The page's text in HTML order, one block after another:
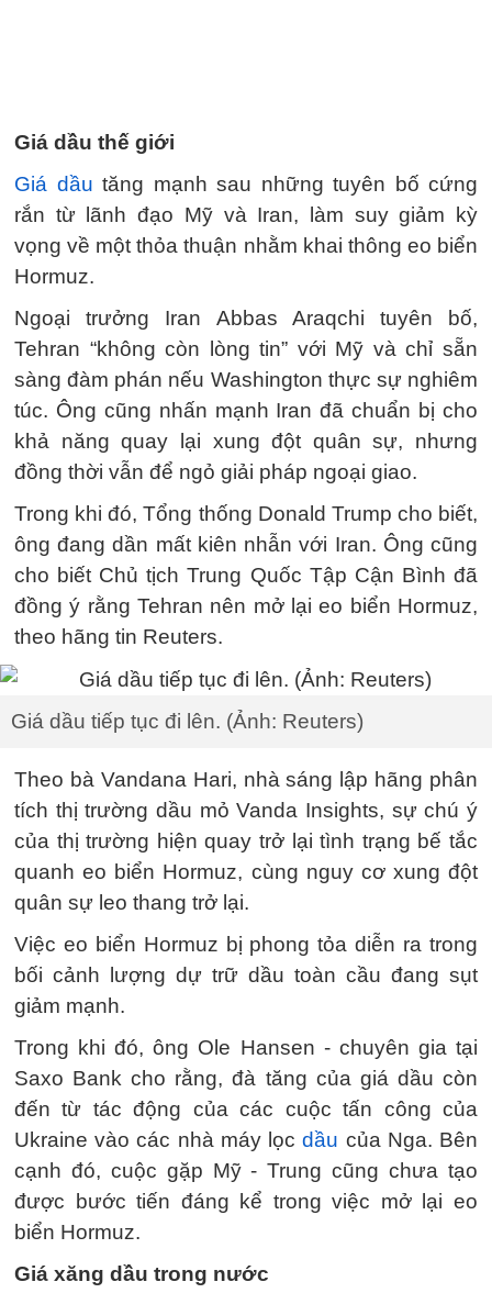
Giá dầu thế giới
Giá dầu tăng mạnh sau những tuyên bố cứng
rắn từ lãnh đạo Mỹ và Iran, làm suy giảm kỳ
vọng về một thỏa thuận nhằm khai thông eo biển
Hormuz.
Ngoại trưởng Iran Abbas Araqchi tuyên bố,
Tehran “không còn lòng tin” với Mỹ và chỉ sẵn
sàng đàm phán nếu Washington thực sự nghiêm
túc. Ông cũng nhấn mạnh Iran đã chuẩn bị cho
khả năng quay lại xung đột quân sự, nhưng
đồng thời vẫn để ngỏ giải pháp ngoại giao.
Trong khi đó, Tổng thống Donald Trump cho biết,
ông đang dần mất kiên nhẫn với Iran. Ông cũng
cho biết Chủ tịch Trung Quốc Tập Cận Bình đã
đồng ý rằng Tehran nên mở lại eo biển Hormuz,
theo hãng tin Reuters.
Giá dầu tiếp tục đi lên. (Ảnh: Reuters)
Theo bà Vandana Hari, nhà sáng lập hãng phân
tích thị trường dầu mỏ Vanda Insights, sự chú ý
của thị trường hiện quay trở lại tình trạng bế tắc
quanh eo biển Hormuz, cùng nguy cơ xung đột
quân sự leo thang trở lại.
Việc eo biển Hormuz bị phong tỏa diễn ra trong
bối cảnh lượng dự trữ dầu toàn cầu đang sụt
giảm mạnh.
Trong khi đó, ông Ole Hansen - chuyên gia tại
Saxo Bank cho rằng, đà tăng của giá dầu còn
đến từ tác động của các cuộc tấn công của
Ukraine vào các nhà máy lọcdầu của Nga. Bên
cạnh đó, cuộc gặp Mỹ - Trung cũng chưa tạo
được bước tiến đáng kể trong việc mở lại eo
biển Hormuz.
Giá xăng dầu trong nước